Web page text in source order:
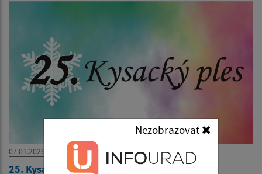
Nezobrazovať
07.01.2026
25. Kysacký ples